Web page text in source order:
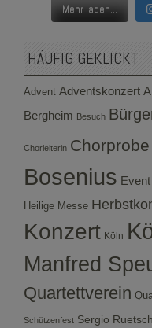
Mehr laden...
HÄUFIG GEKLICKT
Advent Adventskonzert
Bergheim Besuch
Chorleiterin Chorprobe
Bosenius Event
Heilige Messe
Konzert Köln
Manfred
Quartettverein
Schützenfest Sergio Ruetsch